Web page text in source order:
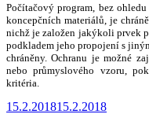
Počítačový program, bez
koncepčních materiálů, je
nichž je založen jakýkoli prvek
podkladem jeho propojení s
chráněny. Ochranu je možné
nebo průmyslového vzoru,
kritéria.
Publikováno
15.2.201815.2.2018